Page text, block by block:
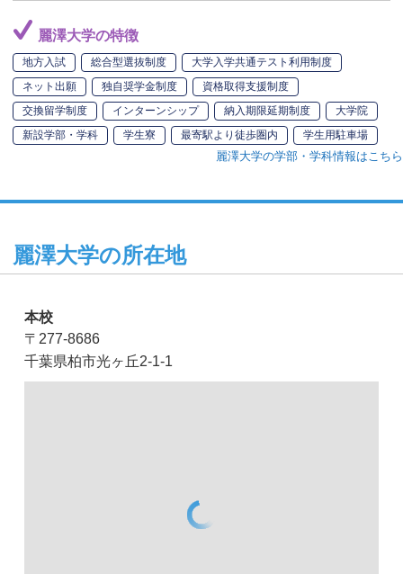
麗澤大学の特徴
地方入試 総合型選抜制度
大学入学共通テスト利用制度
ネット出願
独自奨学金制度
資格取得支援制度
交換留学制度
インターンシップ 納入期限延期制度
大学院
新設学部・学科
学生寮 最寄駅より徒歩圏内 学生用駐車場
麗澤大学の学部・学科情報はこちら
麗澤大学の所在地
本校
〒277-8686
千葉県柏市光ヶ丘2-1-1